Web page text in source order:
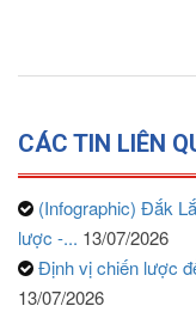
CÁC TIN LIÊN
(Infographic) Đắk
lược -... 13/07/2026
Định vị chiến lược
13/07/2026